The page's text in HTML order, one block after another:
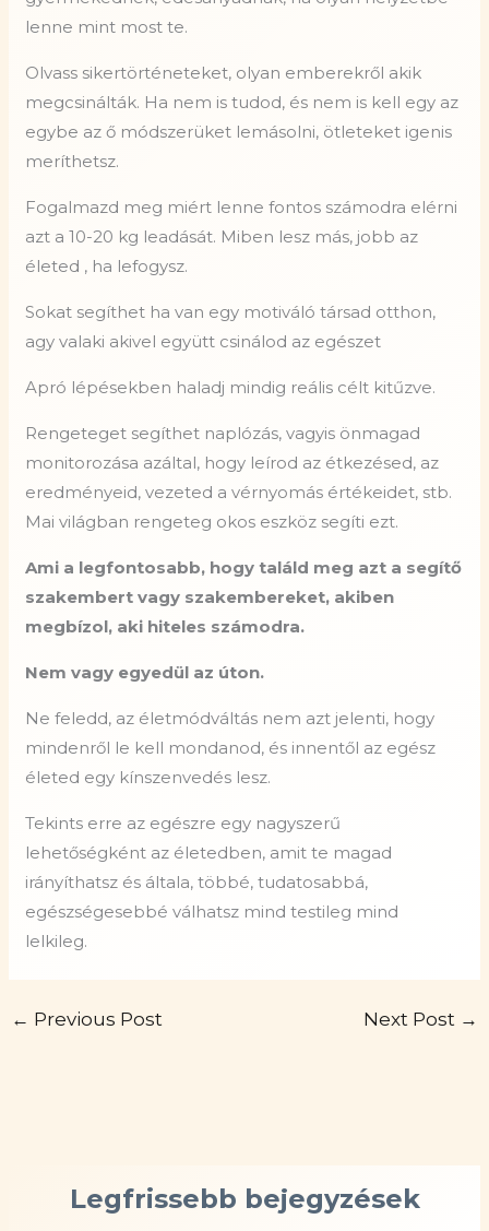
lenne mint most te.
Olvass sikertörténeteket, olyan emberekről akik
megcsinálták. Ha nem is tudod, és nem is kell egy az
egybe az ő módszerüket lemásolni, ötleteket igenis
meríthetsz.
Fogalmazd meg miért lenne fontos számodra elérni
azt a 10-20 kg leadását. Miben lesz más, jobb az
életed , ha lefogysz.
Sokat segíthet ha van egy motiváló társad otthon,
agy valaki akivel együtt csinálod az egészet
Apró lépésekben haladj mindig reális célt kitűzve.
Rengeteget segíthet naplózás, vagyis önmagad
monitorozása azáltal, hogy leírod az étkezésed, az
eredményeid, vezeted a vérnyomás értékeidet, stb.
Mai világban rengeteg okos eszköz segíti ezt.
Ami a legfontosabb, hogy találd meg azt a segítő
szakembert vagy szakembereket, akiben
megbízol, aki hiteles számodra.
Nem vagy egyedül az úton.
Ne feledd, az életmódváltás nem azt jelenti, hogy
mindenről le kell mondanod, és innentől az egész
életed egy kínszenvedés lesz.
Tekints erre az egészre egy nagyszerű
lehetőségként az életedben, amit te magad
irányíthatsz és általa, többé, tudatosabbá,
egészségesebbé válhatsz mind testileg mind
lelkileg.
← Previous Post Next Post →
Legfrissebb bejegyzések